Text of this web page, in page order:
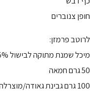
חופן צנוברים
לרוטב פרמזן:
מיכל שמנת מתוקה לבישול 15%
50 גרם חמאה
100 גרם גבינת גאודה/מוצרלה מגוררות (אני שילבתי בין שניהם)